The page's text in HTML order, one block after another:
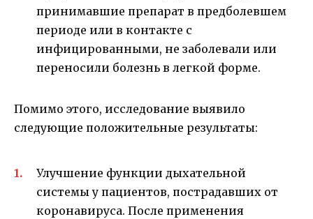
принимавшие препарат в предболевшем
периоде или в контакте с
инфицированными, не заболевали или
переносили болезнь в легкой форме.
Помимо этого, исследование выявило
следующие положительные результаты:
Улучшение функции дыхательной
системы у пациентов, пострадавших от
коронавируса. После применения